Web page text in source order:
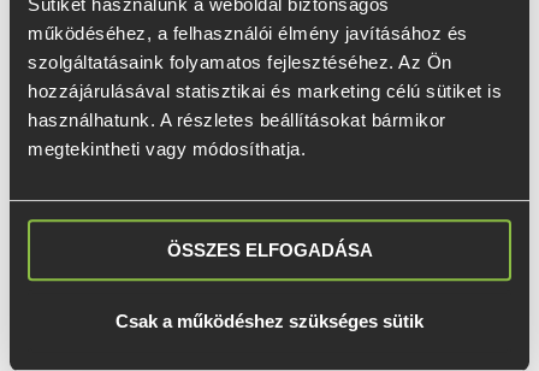
Sütiket használunk a weboldal biztonságos
működéséhez, a felhasználói élmény javításához és
szolgáltatásaink folyamatos fejlesztéséhez. Az Ön
hozzájárulásával statisztikai és marketing célú sütiket is
használhatunk. A részletes beállításokat bármikor
megtekintheti vagy módosíthatja.
ÖSSZES ELFOGADÁSA
Csak a működéshez szükséges sütik
megfelelően.
4. Harmadik fél szolgáltatók
A weboldalon használt egyes sütik külső
Ilyen szolgáltatók lehetnek például:
Google Ads